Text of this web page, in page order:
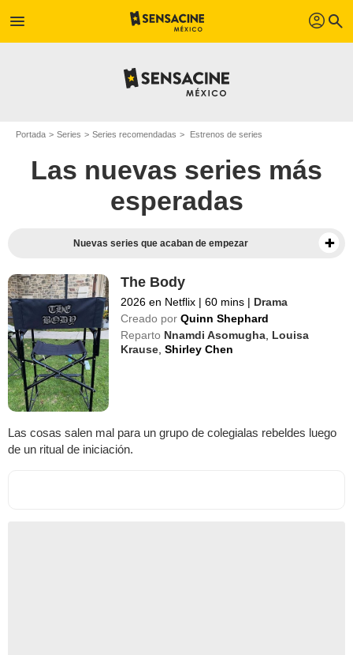
menu profil search
Portada Series Series recomendadas Estrenos de series
Las nuevas series más
esperadas
Nuevas series que acaban de empezar
The Body
2026 en Netflix | 60 mins | Drama
Creado por Quinn Shephard
Reparto Nnamdi Asomugha Louisa
Krause ,Shirley Chen
Las cosas salen mal para un grupo de colegialas rebeldes luego
de un ritual de iniciación.